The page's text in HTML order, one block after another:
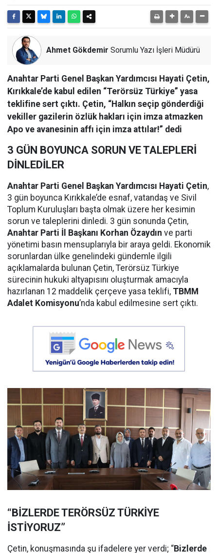
Ahmet Gökdemir Sorumlu Yazı İşleri Müdürü
Anahtar Parti Genel Başkan Yardımcısı Hayati Çetin,
Kırıkkale’de kabul edilen “Terörsüz Türkiye” yasa
teklifine sert çıktı. Çetin, “Halkın seçip gönderdiği
vekiller gazilerin özlük hakları için imza atmazken
Apo ve avanesinin affı için imza attılar!” dedi
3 GÜN BOYUNCA SORUN VE TALEPLERİ
DİNLEDİLER
Anahtar Parti Genel Başkan Yardımcısı Hayati Çetin,
3 gün boyunca Kırıkkale’de esnaf, vatandaş ve Sivil
Toplum Kuruluşları başta olmak üzere her kesimin
sorun ve taleplerini dinledi. 3 gün sonunda Çetin,
Anahtar Parti İl Başkanı Korhan Özaydın ve parti
yönetimi basın mensuplarıyla bir araya geldi. Ekonomik
sorunlardan ülke genelindeki gündemle ilgili
açıklamalarda bulunan Çetin, Terörsüz Türkiye
sürecinin hukuki altyapısını oluşturmak amacıyla
hazırlanan 12 maddelik çerçeve yasa teklifi, TBMM
Adalet Komisyonu’nda kabul edilmesine sert çıktı.
“BİZLERDE TERÖRSÜZ TÜRKİYE
İSTİYORUZ”
Çetin, konuşmasında şu ifadelere yer verdi; “Bizlerde